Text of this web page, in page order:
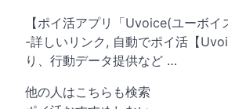
【ポイ活アプリ「Uvoice(ユーボ
-詳しいリンク, 自動でポイ活【
り、行動データ提供など …
他の人はこちらも検索